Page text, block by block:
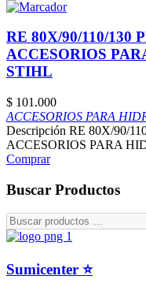
RE 80X/90/110/130
ACCESORIOS
STIHL
$ 101.000
ACCESORIOS PARA
Descripción RE 80X/90/
ACCESORIOS PARA
Comprar
Buscar Productos
Sumicenter ⭐